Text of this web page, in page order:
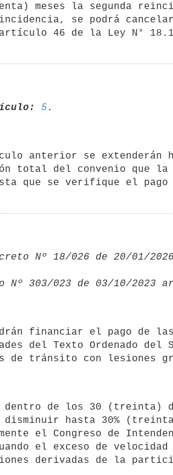
meses la segunda
5
total del convenio que
que se verifique el
Nº 18/026 de 20/01/
Nº 303/023 de 03/10/2023
del Texto Ordenado del
disminuir hasta 30%
el Congreso de
el exceso de
derivadas de la